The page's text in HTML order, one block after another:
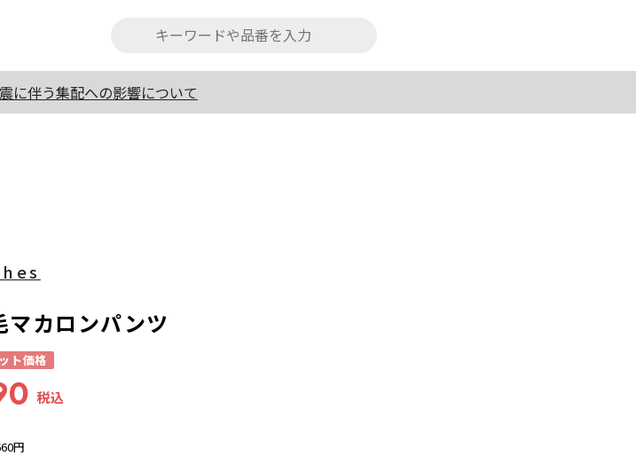
に伴う集配への影響について
円
マカロンパンツ
ト価格
税込